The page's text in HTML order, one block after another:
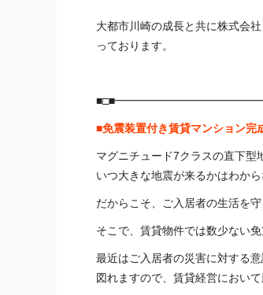
大都市川崎の成長と共に株式会
っております。
■免震装置付き賃貸マンション完
マグニチュード7クラスの直下型
いつ大きな地震が来るかはわか
だからこそ、ご入居者の生活を守
そこで、賃貸物件では数少ない
最近はご入居者の災害に対する
図れますので、 賃貸経営におい